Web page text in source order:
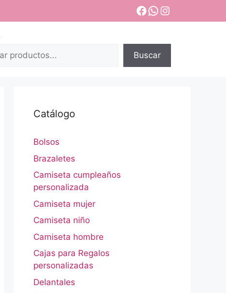
Facebook
WhatsApp
Instagram
Buscar
Catálogo
Bolsos
Brazaletes
Camiseta cumpleaños
personalizada
Camiseta mujer
Camiseta niño
Camiseta hombre
Cajas para Regalos
personalizadas
Delantales